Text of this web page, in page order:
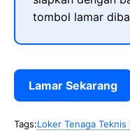
tombol lamar
Lamar Sekarang
Tags:Loker Tenaga Teknis